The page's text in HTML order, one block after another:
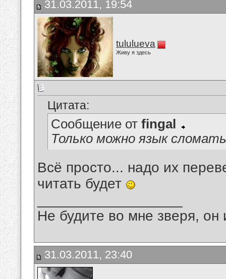
31.03.2011, 19:54
tululueva
Живу я здесь
Цитата:
Сообщение от fingal
Только можно язык
Всё просто... надо их
читать будет
Не будите во мне зверя, он
31.03.2011, 23:40